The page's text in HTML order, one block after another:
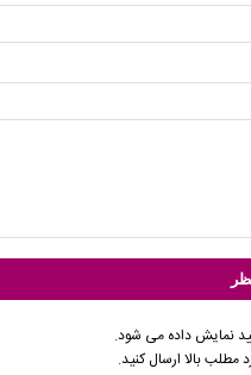
نمایش داده می شود.
مطلب بالا ارسال کنید.